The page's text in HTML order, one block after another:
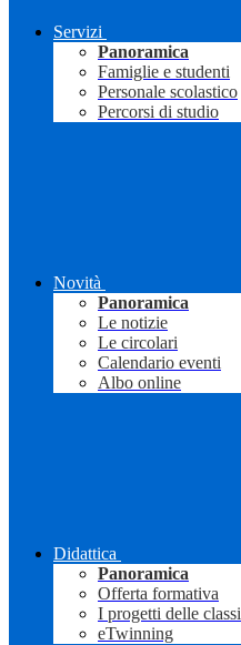
Servizi
Panoramica
Famiglie e studenti
Personale scolastico
Percorsi di studio
Novità
Panoramica
Le notizie
Le circolari
Calendario eventi
Albo online
Didattica
Panoramica
Offerta formativa
I progetti delle classi
eTwinning